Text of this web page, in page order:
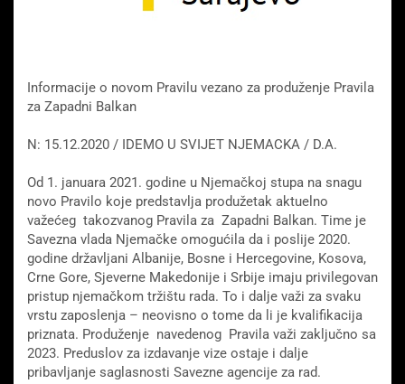
Informacije o novom Pravilu vezano za produženje Pravila
za Zapadni Balkan
N: 15.12.2020 / IDEMO U SVIJET NJEMACKA / D.A.
Od 1. januara 2021. godine u Njemačkoj stupa na snagu
novo Pravilo koje predstavlja produžetak aktuelno
važećeg takozvanog Pravila za Zapadni Balkan. Time je
Savezna vlada Njemačke omogućila da i poslije 2020.
godine državljani Albanije, Bosne i Hercegovine, Kosova,
Crne Gore, Sjeverne Makedonije i Srbije imaju privilegovan
pristup njemačkom tržištu rada. To i dalje važi za svaku
vrstu zaposlenja – neovisno o tome da li je kvalifikacija
priznata. Produženje navedenog Pravila važi zaključno sa
2023. Preduslov za izdavanje vize ostaje i dalje
pribavljanje saglasnosti Savezne agencije za rad.